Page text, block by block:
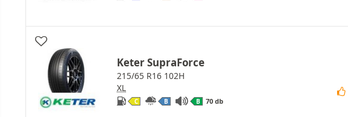
Keter SupraForce
215/65 R16 102H
XL
C B B 70 db